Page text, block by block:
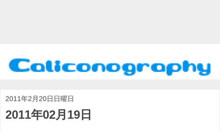
2011年2月20日日曜日
2011年02月19日